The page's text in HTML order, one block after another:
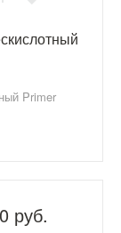
Primer
руб.